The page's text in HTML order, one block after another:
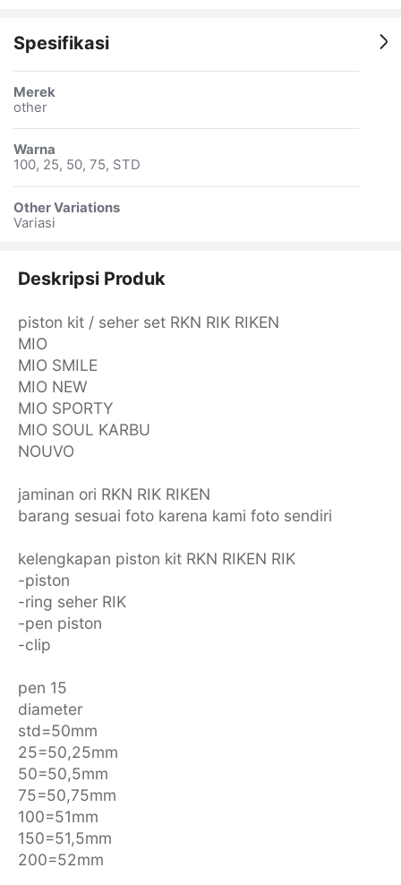
Spesifikasi
Merek
other
Warna
100, 25, 50, 75, STD
Other Variations
Variasi
Deskripsi Produk
piston kit / seher set RKN RIK RIKEN
MIO
MIO SMILE
MIO NEW
MIO SPORTY
MIO SOUL KARBU
NOUVO
jaminan ori RKN RIK RIKEN
barang sesuai foto karena kami foto sendiri
kelengkapan piston kit RKN RIKEN RIK
-piston
-ring seher RIK
-pen piston
-clip
pen 15
diameter
std=50mm
25=50,25mm
50=50,5mm
75=50,75mm
100=51mm
150=51,5mm
200=52mm